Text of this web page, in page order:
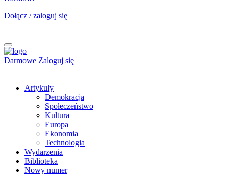
Dołącz / zaloguj się
Darmowe Zaloguj się
Artykuły
Demokracja
Społeczeństwo
Kultura
Europa
Ekonomia
Technologia
Wydarzenia
Biblioteka
Nowy numer